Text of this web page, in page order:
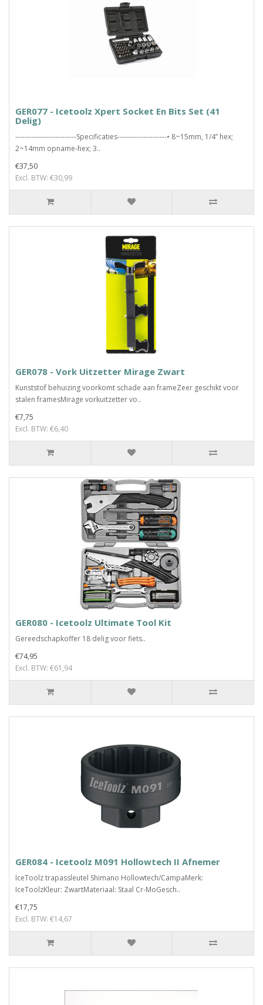
GER077 - Icetoolz Xpert Socket En Bits Set (41
Delig)
--------------------------Specificaties---------------------• 8~15mm, 1/4” hex;
2~14mm opname-hex; 3..
€37,50
Excl. BTW: €30,99
GER078 - Vork Uitzetter Mirage Zwart
Kunststof behuizing voorkomt schade aan frameZeer geschikt voor
stalen framesMirage vorkuitzetter vo..
€7,75
Excl. BTW: €6,40
GER080 - Icetoolz Ultimate Tool Kit
Gereedschapkoffer 18 delig voor fiets..
€74,95
Excl. BTW: €61,94
GER084 - Icetoolz M091 Hollowtech II Afnemer
IceToolz trapassleutel Shimano Hollowtech/CampaMerk:
IceToolzKleur: ZwartMateriaal: Staal Cr-MoGesch..
€17,75
Excl. BTW: €14,67